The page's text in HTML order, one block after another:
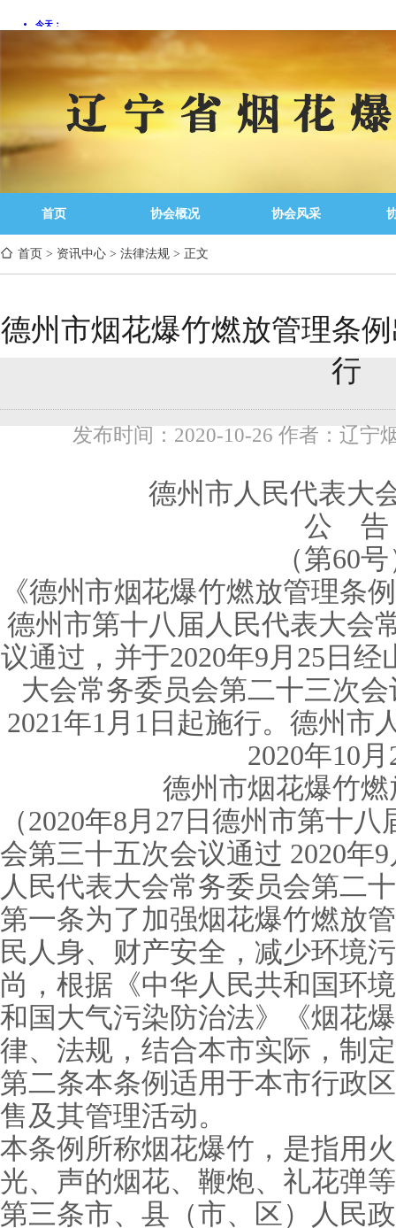
首页 协会概况 协会风采
首页 > 资讯中心 > 法律法规 > 正文
德州市烟花爆竹燃放管理条
行
发布时间：2020-10-26 作者：辽宁
德州市人民代表大
公 告
（第60
《德州市烟花爆竹燃放管理条
德州市第十八届人民代表大会
议通过，并于2020年9月25日
大会常务委员会第二十三次
2021年1月1日起施行。德州市
2020年10
德州市烟花爆竹
（2020年8月27日德州市第十
会第三十五次会议通过 2020年
人民代表大会常务委员会第二
第一条为了加强烟花爆竹燃放
民人身、财产安全，减少环境
尚，根据《中华人民共和国环
和国大气污染防治法》《烟花
律、法规，结合本市实际，制
第二条本条例适用于本市行政
售及其管理活动。
本条例所称烟花爆竹，是指用
光、声的烟花、鞭炮、礼花弹
第三条市、县（市、区）人民